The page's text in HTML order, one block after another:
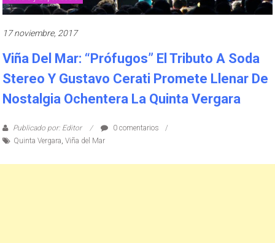
17 noviembre, 2017
Viña Del Mar: “Prófugos” El Tributo A Soda
Stereo Y Gustavo Cerati Promete Llenar De
Nostalgia Ochentera La Quinta Vergara
Publicado por: Editor
0 comentarios
Quinta Vergara ,Viña del Mar